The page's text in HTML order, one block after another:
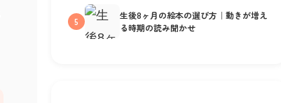
5
生後8ヶ月の絵本の選び方｜動きが増え
る時期の読み聞かせ